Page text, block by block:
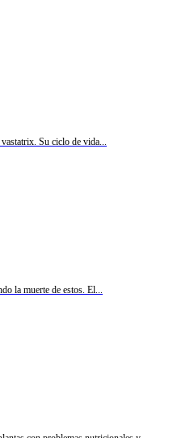
Su ciclo de vida...
la muerte de estos. El...